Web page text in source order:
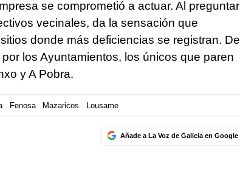
se comprometió a actuar. Al preguntar
vecinales, da la sensación que
donde más deficiencias se registran. De
los Ayuntamientos, los únicos que paren
y A Pobra.
Fenosa Mazaricos Lousame
Añade a La Voz de Galicia en Google